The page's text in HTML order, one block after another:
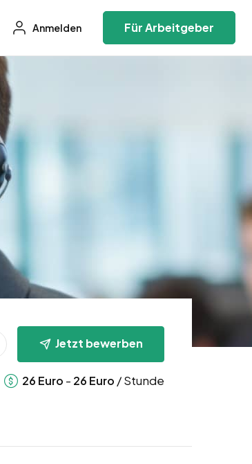
Anmelden Für Arbeitgeber
Jetzt bewerben
26 Euro - 26 Euro / Stunde